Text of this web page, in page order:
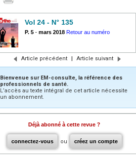
Vol 24 - N° 135
P. 5 - mars 2018 Retour au numéro
Article précédent | Article suivant
Bienvenue sur EM-consulte, la référence des
professionnels de santé.
L’accès au texte intégral de cet article nécessite
un abonnement.
Déjà abonné à cette revue ?
connectez-vous ou créez un compte